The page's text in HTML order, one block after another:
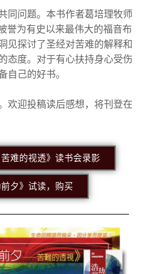
同问题。本书作者葛培理牧师
誉为有史以来最伟大的福音布
见探讨了圣经对苦难的解释和
态度。对于有心扶持身心受伤
自己的好书。
欢迎投稿读后感想，将刊登在
难的视透》读书会录影
夕》试读，购买